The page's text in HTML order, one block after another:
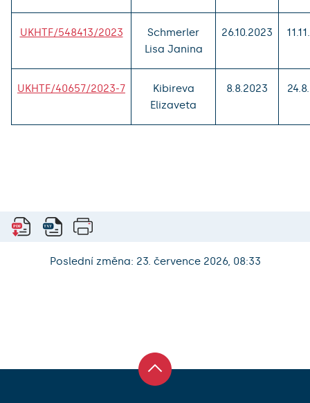
UKHTF/548413/2023
Schmerler
Lisa Janina
26.10.2023
UKHTF/40657/2023-7
Kibireva
Elizaveta
8.8.2023
Poslední změna: 23. července 2026, 08:33